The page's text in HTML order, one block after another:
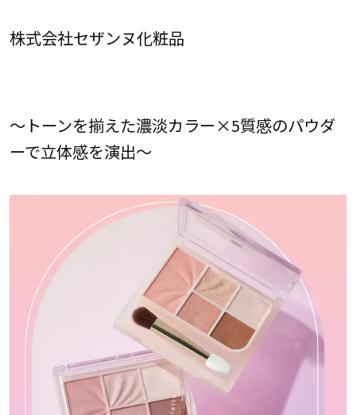
株式会社セザンヌ化粧品
～トーンを揃えた濃淡カラー×5質感のパウダ
ーで立体感を演出～